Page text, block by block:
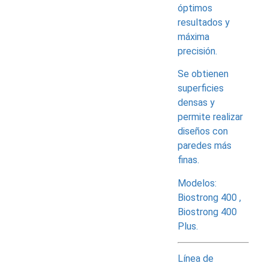
óptimos
resultados y
máxima
precisión.
Se obtienen
superficies
densas y
permite realizar
diseños con
paredes más
finas.
Modelos:
Biostrong 400 ,
Biostrong 400
Plus.
Línea de